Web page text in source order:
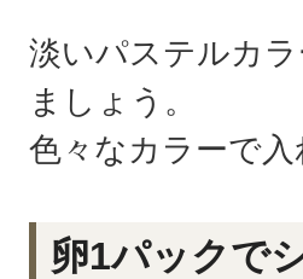
淡いパステルカ
ましょう。
色々なカラーで
卵1パックで